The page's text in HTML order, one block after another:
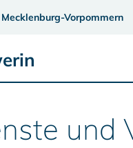
Vorpommern
und